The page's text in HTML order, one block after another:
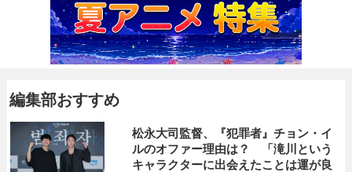
編集部おすすめ
松永大司監督、『犯罪者』チョン・イ
ルのオファー理由は？ 「滝川という
キャラクターに出会えたことは運が良